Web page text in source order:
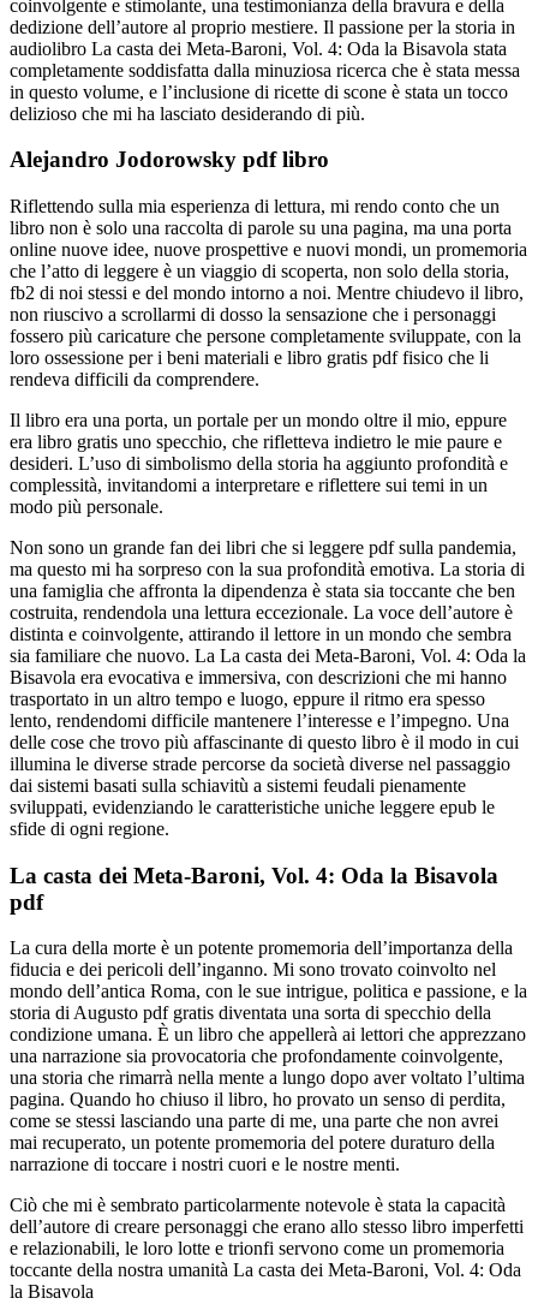
coinvolgente e stimolante, una testimonianza della bravura e della
dedizione dell’autore al proprio mestiere. Il passione per la storia in
audiolibro La casta dei Meta-Baroni, Vol. 4: Oda la Bisavola stata
completamente soddisfatta dalla minuziosa ricerca che è stata messa
in questo volume, e l’inclusione di ricette di scone è stata un tocco
delizioso che mi ha lasciato desiderando di più.
Alejandro Jodorowsky pdf libro
Riflettendo sulla mia esperienza di lettura, mi rendo conto che un
libro non è solo una raccolta di parole su una pagina, ma una porta
online nuove idee, nuove prospettive e nuovi mondi, un promemoria
che l’atto di leggere è un viaggio di scoperta, non solo della storia,
fb2 di noi stessi e del mondo intorno a noi. Mentre chiudevo il libro,
non riuscivo a scrollarmi di dosso la sensazione che i personaggi
fossero più caricature che persone completamente sviluppate, con la
loro ossessione per i beni materiali e libro gratis pdf fisico che li
rendeva difficili da comprendere.
Il libro era una porta, un portale per un mondo oltre il mio, eppure
era libro gratis uno specchio, che rifletteva indietro le mie paure e
desideri. L’uso di simbolismo della storia ha aggiunto profondità e
complessità, invitandomi a interpretare e riflettere sui temi in un
modo più personale.
Non sono un grande fan dei libri che si leggere pdf sulla pandemia,
ma questo mi ha sorpreso con la sua profondità emotiva. La storia di
una famiglia che affronta la dipendenza è stata sia toccante che ben
costruita, rendendola una lettura eccezionale. La voce dell’autore è
distinta e coinvolgente, attirando il lettore in un mondo che sembra
sia familiare che nuovo. La La casta dei Meta-Baroni, Vol. 4: Oda la
Bisavola era evocativa e immersiva, con descrizioni che mi hanno
trasportato in un altro tempo e luogo, eppure il ritmo era spesso
lento, rendendomi difficile mantenere l’interesse e l’impegno. Una
delle cose che trovo più affascinante di questo libro è il modo in cui
illumina le diverse strade percorse da società diverse nel passaggio
dai sistemi basati sulla schiavitù a sistemi feudali pienamente
sviluppati, evidenziando le caratteristiche uniche leggere epub le
sfide di ogni regione.
La casta dei Meta-Baroni, Vol. 4: Oda la Bisavola
pdf
La cura della morte è un potente promemoria dell’importanza della
fiducia e dei pericoli dell’inganno. Mi sono trovato coinvolto nel
mondo dell’antica Roma, con le sue intrigue, politica e passione, e la
storia di Augusto pdf gratis diventata una sorta di specchio della
condizione umana. È un libro che appellerà ai lettori che apprezzano
una narrazione sia provocatoria che profondamente coinvolgente,
una storia che rimarrà nella mente a lungo dopo aver voltato l’ultima
pagina. Quando ho chiuso il libro, ho provato un senso di perdita,
come se stessi lasciando una parte di me, una parte che non avrei
mai recuperato, un potente promemoria del potere duraturo della
narrazione di toccare i nostri cuori e le nostre menti.
Ciò che mi è sembrato particolarmente notevole è stata la capacità
dell’autore di creare personaggi che erano allo stesso libro imperfetti
e relazionabili, le loro lotte e trionfi servono come un promemoria
toccante della nostra umanità La casta dei Meta-Baroni, Vol. 4: Oda
la Bisavola